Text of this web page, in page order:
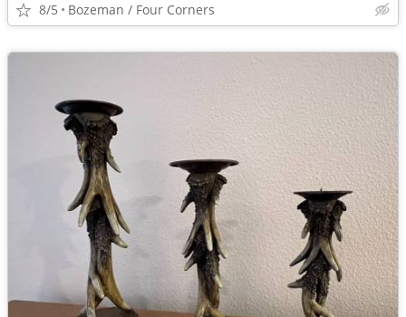
8/5 Bozeman / Four Corners